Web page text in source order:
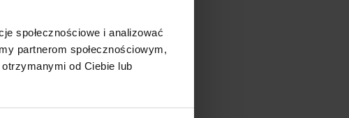
społecznościowe i analizować
partnerom społecznościowym,
od Ciebie lub